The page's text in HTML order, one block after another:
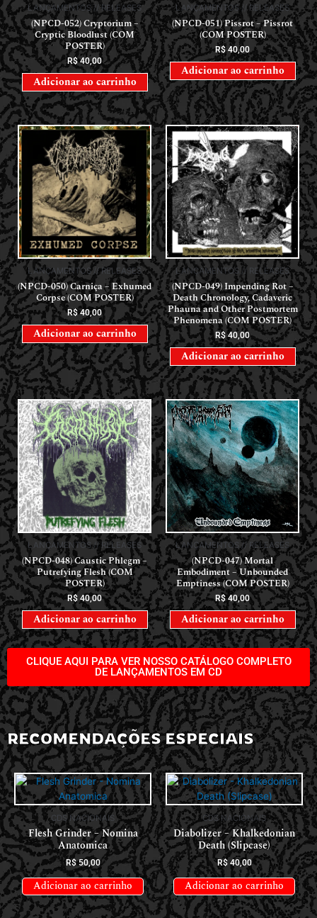
LANÇAMENTOS // RELEASES
(NPCD-052) Cryptorium –
Cryptic Bloodlust (COM
POSTER)
R$40,00
Adicionar ao carrinho
LANÇAMENTOS // RELEASES
(NPCD-051) Pissrot – Pissrot
(COM POSTER)
R$40,00
Adicionar ao carrinho
LANÇAMENTOS // RELEASES
(NPCD-050) Carniça – Exhumed
Corpse (COM POSTER)
R$40,00
Adicionar ao carrinho
LANÇAMENTOS // RELEASES
(NPCD-049) Impending Rot –
Death Chronology, Cadaveric
Phauna and Other Postmortem
Phenomena (COM POSTER)
R$40,00
Adicionar ao carrinho
LANÇAMENTOS // RELEASES
(NPCD-048) Caustic Phlegm –
Putrefying Flesh (COM
POSTER)
R$ 40,00
Adicionar ao carrinho
LANÇAMENTOS // RELEASES
(NPCD-047) Mortal
Embodiment – Unbounded
Emptiness (COM POSTER)
R$40,00
Adicionar ao carrinho
CLIQUE AQUI PARA VER NOSSO CATÁLOGO COMPLETO
DE LANÇAMENTOS EM CD
RECOMENDAÇÕES ESPECIAIS
CDS NACIONAIS
Flesh Grinder – Nomina
Anatomica
R$50,00
Adicionar ao carrinho
CDS NACIONAIS
Diabolizer – Khalkedonian
Death (Slipcase)
R$40,00
Adicionar ao carrinho